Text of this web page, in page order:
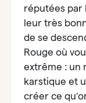
réputées par
leur très
de se
Rouge où
extrême : un
karstique et
créer ce